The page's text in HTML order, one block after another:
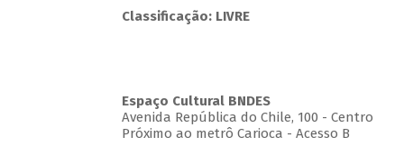
Classificação: LIVRE
Espaço Cultural BNDES
Avenida República do Chile, 100 - Centro
Próximo ao metrô Carioca - Acesso B